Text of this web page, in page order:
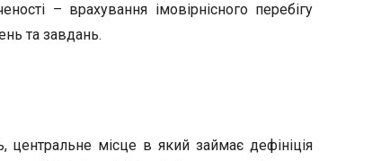
– врахування імовірнісного перебігу
та завдань.
центральне місце в який займає дефініція